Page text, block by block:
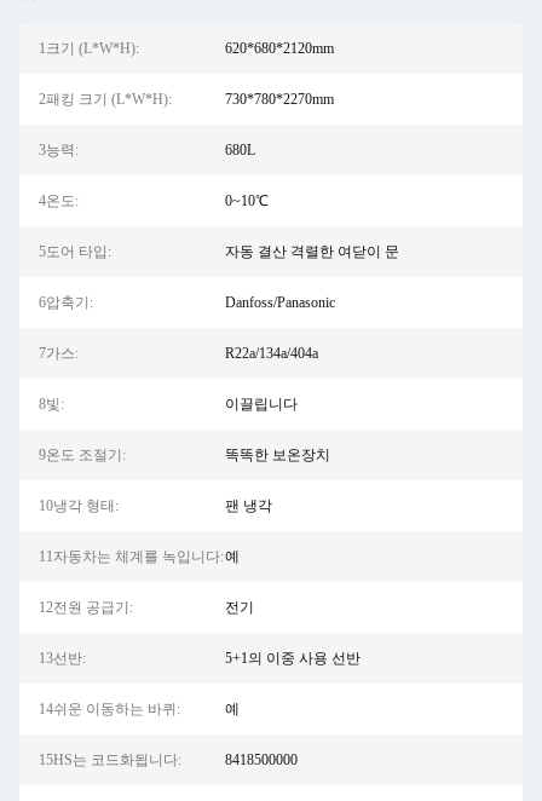
1크기 (L*W*H): 620*680*2120mm
2패킹 크기 (L*W*H): 730*780*2270mm
3능력: 680L
4온도: 0~10℃
5도어 타입: 자동 결산 격렬한 여닫이 문
6압축기: Danfoss/Panasonic
7가스: R22a/134a/404a
8빛: 이끌립니다
9온도 조절기: 똑똑한 보온장치
10냉각 형태: 팬 냉각
11자동차는 체계를 녹입니다:예
12전원 공급기: 전기
13선반: 5+1의 이중 사용 선반
14쉬운 이동하는 바퀴: 예
15HS는 코드화됩니다: 8418500000